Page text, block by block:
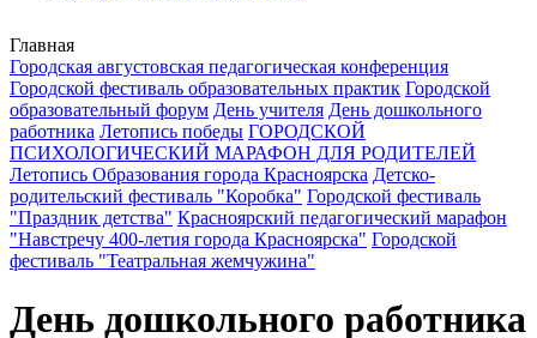
Главная
Городская августовская педагогическая конференция
Городской фестиваль образовательных практик Городской
образовательный форум День учителя День дошкольного
работника Летопись победы ГОРОДСКОЙ
ПСИХОЛОГИЧЕСКИЙ МАРАФОН ДЛЯ РОДИТЕЛЕЙ
Летопись Образования города Красноярска Детско-
родительский фестиваль "Коробка" Городской фестиваль
"Праздник детства" Красноярский педагогический марафон
"Навстречу 400-летия города Красноярска" Городской
фестиваль "Театральная жемчужина"
День дошкольного работника